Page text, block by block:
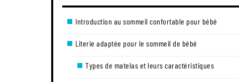
Introduction au sommeil confortable pour bébé
Literie adaptée pour le sommeil de bébé
Types de matelas et leurs caractéristiques